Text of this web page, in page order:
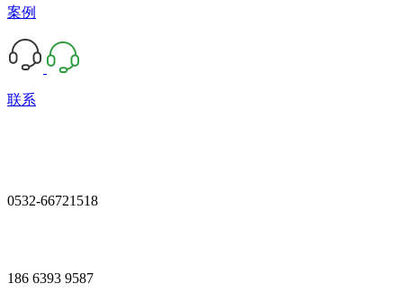
案例
联系
0532-66721518
186 6393 9587